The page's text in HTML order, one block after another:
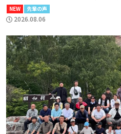
NEW 先輩の声
2026.08.06